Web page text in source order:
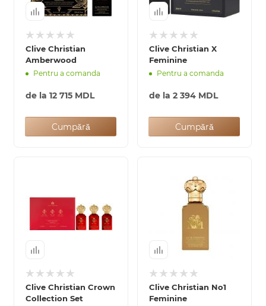
Clive Christian
Amberwood
Pentru a comanda
de la 12 715 MDL
Cumpără
Clive Christian X
Feminine
Pentru a comanda
de la 2 394 MDL
Cumpără
Clive Christian Crown
Collection Set
Clive Christian No1
Feminine